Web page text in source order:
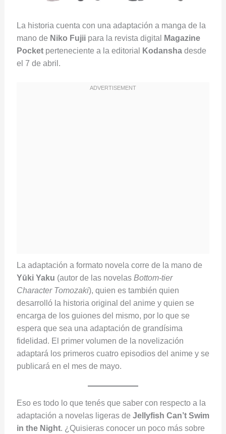
La historia cuenta con una adaptación a manga de la
mano de Niko Fujiipara la revista digital
Magazine
Pocketperteneciente a la editorial Kodanshadesde
el 7 de abril.
La adaptación a formato novela corre de la mano de
Yūki Yaku (autor de las novelas Bottom-tier
Character Tomozaki), quien es también quien
desarrolló la historia original del anime y quien se
encarga de los guiones del mismo, por lo que se
espera que sea una adaptación de grandísima
fidelidad. El primer volumen de la novelización
adaptará los primeros cuatro episodios del anime y se
publicará en el mes de mayo.
Eso es todo lo que tenés que saber con respecto a la
adaptación a novelas ligeras de Jellyfish Can’t Swim
in the Night. ¿Quisieras conocer un poco más sobre